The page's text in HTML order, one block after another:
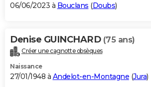
06/06/2023 à Bouclans (Doubs)
Denise GUINCHARD (75 ans)
Créer une cagnotte obsèques
Naissance
27/01/1948 à Andelot-en-Montagne (Jura)